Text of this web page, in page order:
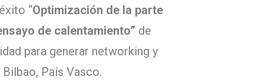
“Optimización de la parte
de calentamiento” de
para generar networking y
País Vasco.